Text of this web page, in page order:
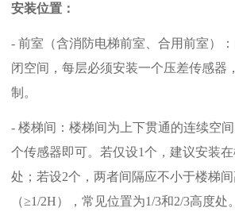
安装位置：
- 前室（含消防电梯前室、合用前室）
闭空间，每层必须安装一个压差传感器
制。
- 楼梯间：楼梯间为上下贯通的连续空
个传感器即可。若仅设1个，建议安装
处；若设2个，两者间隔应不小于楼梯
（≥1/2H），常见位置为1/3和2/3高度处。